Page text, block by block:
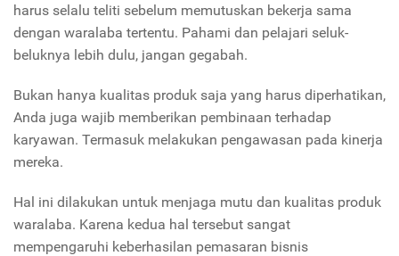
harus selalu teliti sebelum memutuskan bekerja sama
dengan waralaba tertentu. Pahami dan pelajari seluk-
beluknya lebih dulu, jangan gegabah.
Bukan hanya kualitas produk saja yang harus diperhatikan,
Anda juga wajib memberikan pembinaan terhadap
karyawan. Termasuk melakukan pengawasan pada kinerja
mereka.
Hal ini dilakukan untuk menjaga mutu dan kualitas produk
waralaba. Karena kedua hal tersebut sangat
mempengaruhi keberhasilan pemasaran bisnis